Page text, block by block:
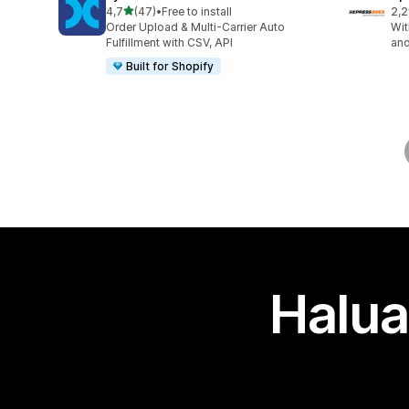
4,7/ 5 tähteä
(47)
47 arvostelua yhteensä
•Free to install
Order Upload & Multi-Carrier Auto
Fulfillment with CSV, API
Built for Shopify
2,2
10